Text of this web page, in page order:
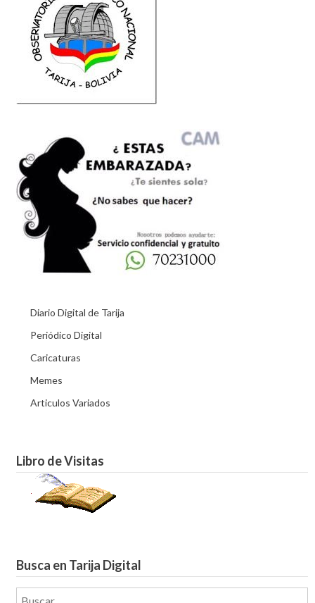
Diario Digital de Tarija
Periódico Digital
Caricaturas
Memes
Articulos Variados
Libro de Visitas
Busca en Tarija Digital
Buscar: